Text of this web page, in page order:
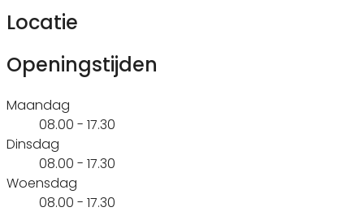
Locatie
Openingstijden
Maandag
08.00 - 17.30
Dinsdag
08.00 - 17.30
Woensdag
08.00 - 17.30